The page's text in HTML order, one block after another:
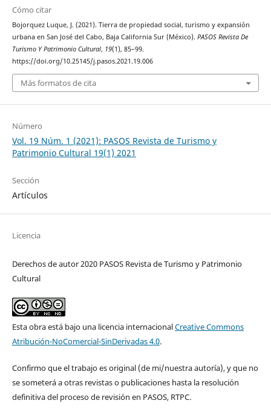
Cómo citar
Bojorquez Luque, J. (2021). Tierra de propiedad social, turismo y expansión
urbana en San José del Cabo, Baja California Sur (México). PASOS Revista De
Turismo Y Patrimonio Cultural, 19(1), 85–99.
https://doi.org/10.25145/j.pasos.2021.19.006
Más formatos de cita
Número
Vol. 19 Núm. 1 (2021): PASOS Revista de Turismo y
Patrimonio Cultural 19(1) 2021
Sección
Artículos
Licencia
Derechos de autor 2020 PASOS Revista de Turismo y Patrimonio
Cultural
Esta obra está bajo una licencia internacionalCreative Commons
Atribución-NoComercial-SinDerivadas 4.0.
Confirmo que el trabajo es original (de mi/nuestra autoría), y que no
se someterá a otras revistas o publicaciones hasta la resolución
definitiva del proceso de revisión en PASOS, RTPC.